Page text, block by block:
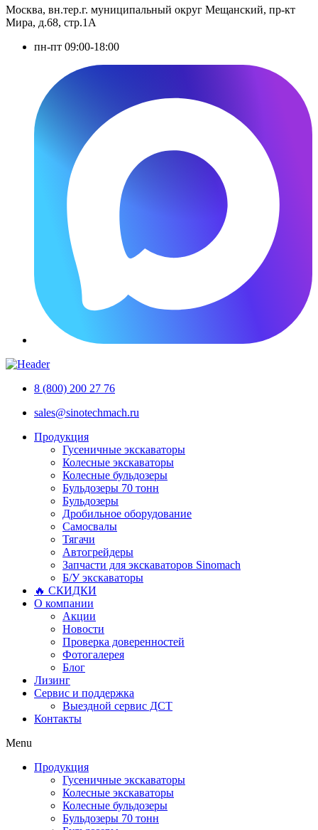
Москва, вн.тер.г. муниципальный округ Мещанский, пр-кт
Мира, д.68, стр.1А
пн-пт 09:00-18:00
8 (800) 200 27 76
sales@sinotechmach.ru
Продукция
Гусеничные экскаваторы
Колесные экскаваторы
Колесные бульдозеры
Бульдозеры 70 тонн
Бульдозеры
Дробильное оборудование
Самосвалы
Тягачи
Автогрейдеры
Запчасти для экскаваторов Sinomach
Б/У экскаваторы
🔥 СКИДКИ
О компании
Акции
Новости
Проверка доверенностей
Фотогалерея
Блог
Лизинг
Сервис и поддержка
Выездной сервис ДСТ
Контакты
Menu
Продукция
Гусеничные экскаваторы
Колесные экскаваторы
Колесные бульдозеры
Бульдозеры 70 тонн